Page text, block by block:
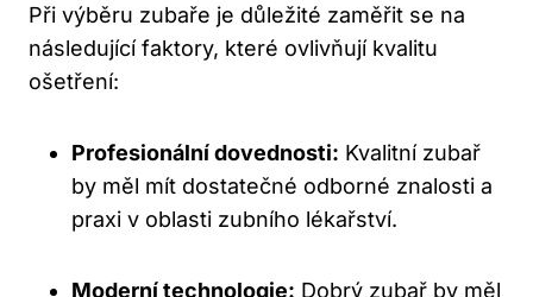
Při výběru zubaře je důležité zaměřit se na
následující faktory, které ovlivňují kvalitu
ošetření:
Profesionální dovednosti: Kvalitní zubař
by měl mít dostatečné odborné znalosti a
praxi v oblasti zubního lékařství.
Moderní technologie: Dobrý zubař by měl